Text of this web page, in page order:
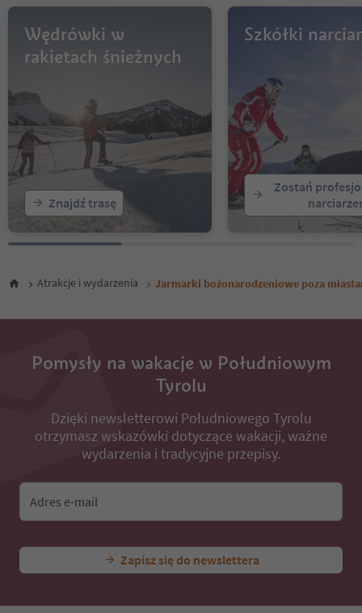
Wędrówki w
rakietach śnieżnych
Znajdź trasę
Szkółki
Zostań
Atrakcje i wydarzenia Jarmarki bożonarodzeniowe poza
Pomysły na wakacje w Południowym
Tyrolu
Dzięki newsletterowi Południowego Tyrolu
otrzymasz wskazówki dotyczące wakacji, ważne
wydarzenia i tradycyjne przepisy.
Adres e-mail
Zapisz się do newslettera